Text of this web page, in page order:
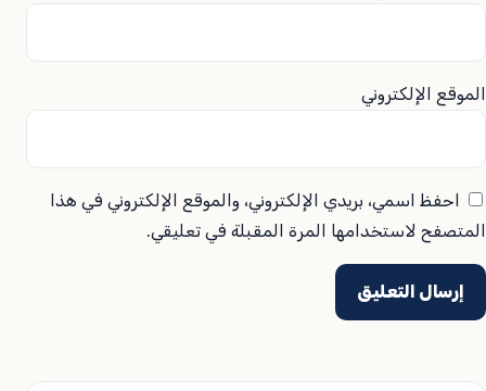
الموقع الإلكتروني
احفظ اسمي، بريدي الإلكتروني، والموقع الإلكتروني في هذا
المتصفح لاستخدامها المرة المقبلة في تعليقي.